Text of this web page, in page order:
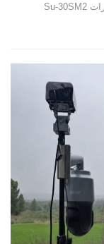
روسيا تعزز قدراتها الجوية بتسلم دفعة جديدة من طائرات Su-30SM2